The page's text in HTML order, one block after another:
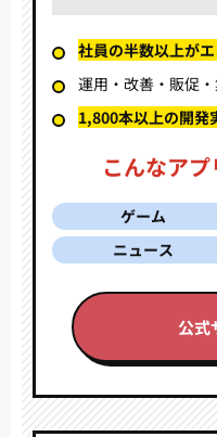
社員の半数以上が
運用・改善・販促
1,800本以上の開発
こんなア
ゲーム
ニュース
公式